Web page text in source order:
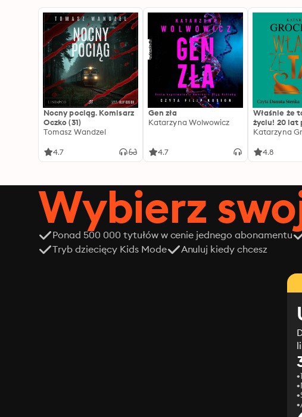
Nocny pociąg. Komisarz
Oczko (31)
Tomasz Wandzel
4.7
Gen zła
Katarzyna Wolwowicz
4.7
Właśnie że
życiu! 20 lat
Katarzyna
4.8
Wybierz
Ponad 500 000 tytułów w cenie jednego abonamentu
Tryb dziecięcy Kids Mode
Anuluj kiedy chcesz